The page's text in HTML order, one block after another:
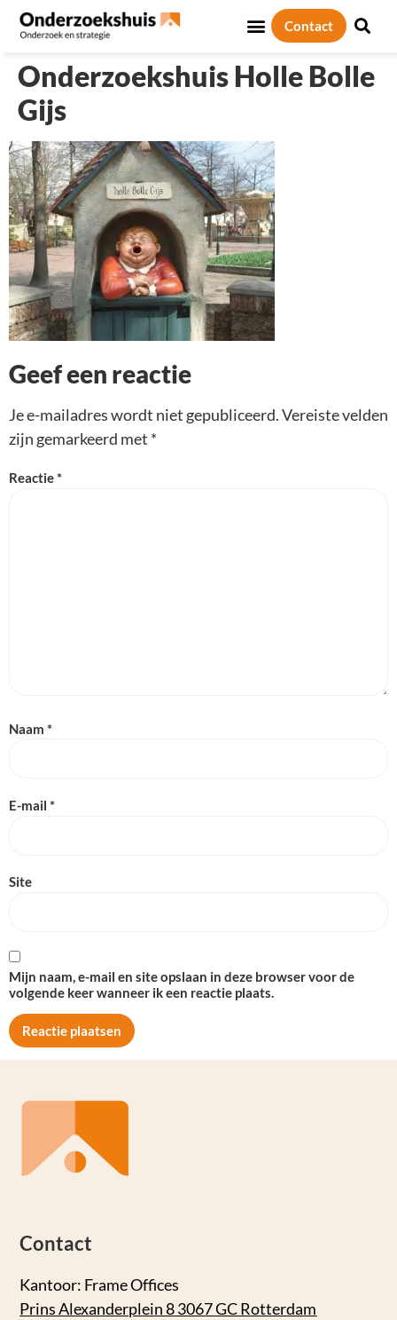
Contact
Onderzoekshuis Holle Bolle
Gijs
Geef een reactie
Je e-mailadres wordt niet gepubliceerd.Vereiste velden
zijn gemarkeerd met *
Reactie*
Naam *
E-mail *
Site
Mijn naam, e-mail en site opslaan in deze browser voor de
volgende keer wanneer ik een reactie plaats.
Contact
Kantoor: Frame Offices
Prins Alexanderplein 8 3067 GC Rotterdam